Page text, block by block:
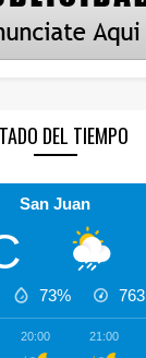
DEL TIEMPO
San Juan
73% 763
20:00 21:00